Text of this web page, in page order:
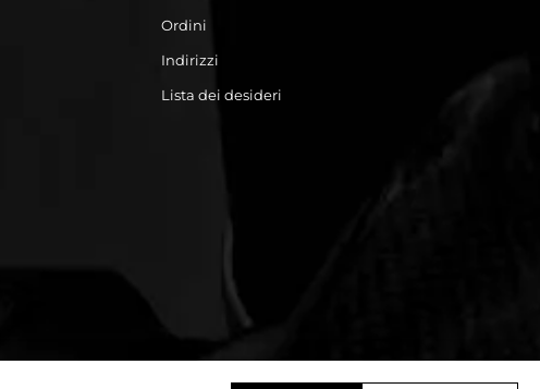
Ordini
Indirizzi
Lista dei desideri